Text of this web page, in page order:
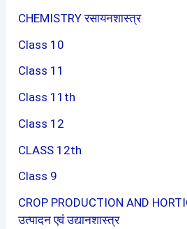
CHEMISTRY रसायनशास्त्र
Class 10
Class 11
Class 11th
Class 12
CLASS 12th
Class 9
CROP PRODUCTION AND
उत्पादन एवं उद्यानशास्त्र